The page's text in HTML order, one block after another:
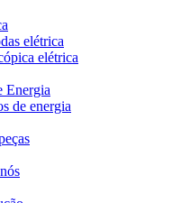
elétrica
elétrica
Energia
de energia